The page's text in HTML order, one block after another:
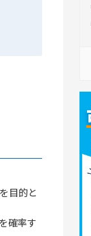
目的と
確率す